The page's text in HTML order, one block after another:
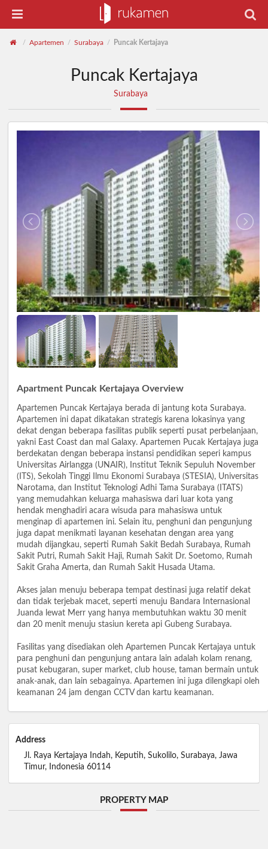
/ Apartemen / Surabaya / Puncak Kertajaya
Puncak Kertajaya
Surabaya
Apartment Puncak Kertajaya Overview
Apartemen Puncak Kertajaya berada di jantung kota Surabaya.
Apartemen ini dapat dikatakan strategis karena lokasinya yang
dekat dengan beberapa fasilitas publik seperti pusat perbelanjaan,
yakni East Coast dan mal Galaxy. Apartemen Pucak Kertajaya juga
berdekatan dengan beberapa instansi pendidikan seperi kampus
Universitas Airlangga (UNAIR), Institut Teknik Sepuluh November
(ITS), Sekolah Tinggi Ilmu Ekonomi Surabaya (STESIA), Universitas
Narotama, dan Institut Teknologi Adhi Tama Surabaya (ITATS)
yang memudahkan keluarga mahasiswa dari luar kota yang
hendak menghadiri acara wisuda para mahasiswa untuk
menginap di apartemen ini. Selain itu, penghuni dan pengunjung
juga dapat menikmati layanan kesehatan dengan area yang
mudah dijangkau, seperti Rumah Sakit Bedah Surabaya, Rumah
Sakit Putri, Rumah Sakit Haji, Rumah Sakit Dr. Soetomo, Rumah
Sakit Graha Amerta, dan Rumah Sakit Husada Utama.
Akses jalan menuju beberapa tempat destinasi juga relatif dekat
dan tidak terjebak macet, seperti menuju Bandara Internasional
Juanda lewat Merr yang hanya membutuhkan waktu 30 menit
dan 20 menit menuju stasiun kereta api Gubeng Surabaya.
Fasilitas yang disediakan oleh Apartemen Puncak Kertajaya untuk
para penghuni dan pengunjung antara lain adalah kolam renang,
pusat kebugaran, super market, club house, taman bermain untuk
anak-anak, dan lain sebagainya. Apartemen ini juga dilengkapi oleh
keamanan 24 jam dengan CCTV dan kartu keamanan.
Address
Jl. Raya Kertajaya Indah, Keputih, Sukolilo, Surabaya, Jawa
Timur, Indonesia 60114
PROPERTY MAP